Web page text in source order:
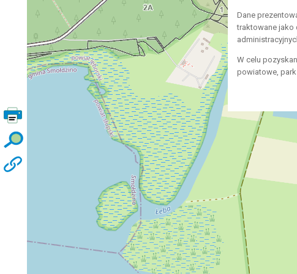
Dane
traktowane jako
W celu
powiatowe,